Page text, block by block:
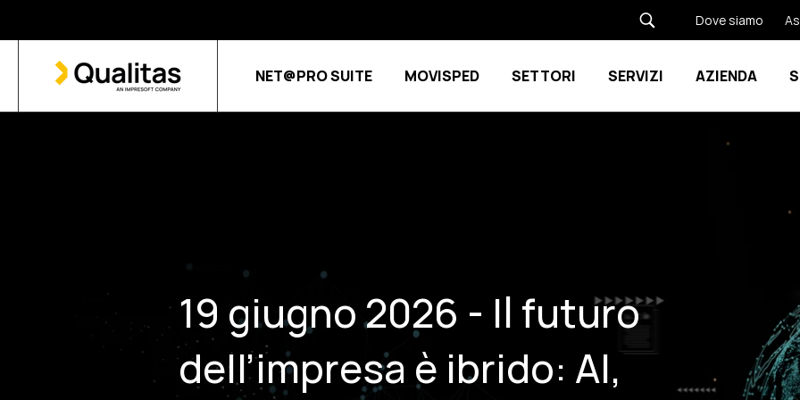
Dove siamo
NET@PRO SUITE MOVISPED Show submenu for Movisped
SETTORI Show submenu for SETTORI
SERVIZI AZIENDA
19 giugno 2026 - Il futuro
dell’impresa è ibrido: AI,